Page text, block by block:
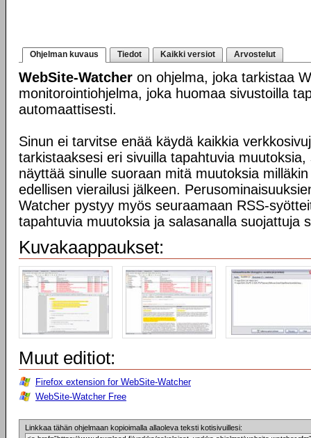
Ohjelman kuvaus Tiedot Kaikki versiot Arvostelut
WebSite-Watcher on ohjelma, joka tarkistaa
monitorointiohjelma, joka huomaa sivustoilla
automaattisesti.
Sinun ei tarvitse enää käydä kaikkia
tarkistaaksesi eri sivuilla tapahtuvia
näyttää sinulle suoraan mitä muutoksia
edellisen vierailusi jälkeen.
Watcher pystyy myös seuraamaan RSS-
tapahtuvia muutoksia ja salasanalla suojattuja
Kuvakaappaukset:
Muut editiot:
Firefox extension for WebSite-Watcher
WebSite-Watcher Free
Linkkaa tähän ohjelmaan kopioimalla allaoleva teksti kotisivuillesi: